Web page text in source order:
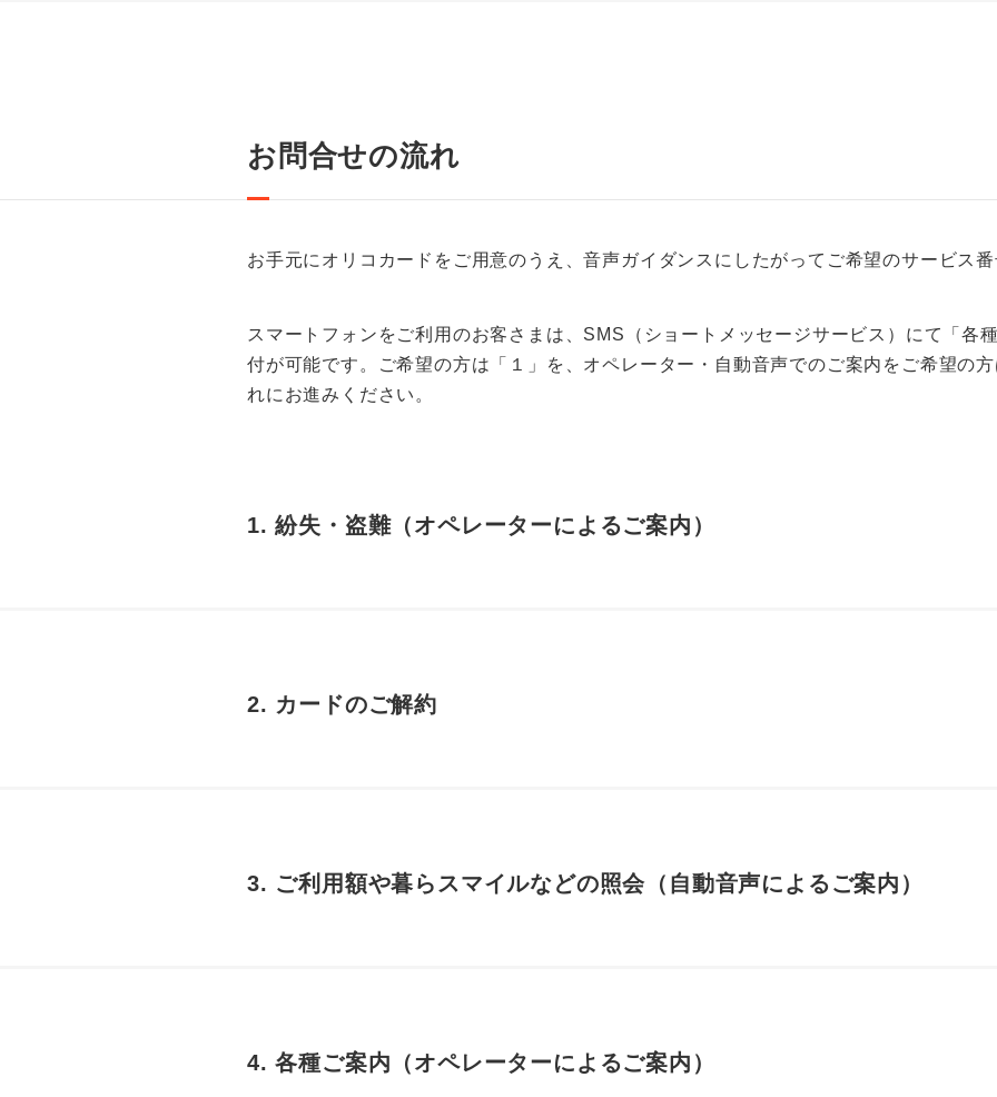
お問合せの流れ
お手元にオリコカードをご用意のうえ、音声ガイダンスにしたがってご希望のサービス番
スマートフォンをご利用のお客さまは、SMS（ショートメッセージサービス）にて「各
付が可能です。ご希望の方は「１」を、オペレーター・自動音声でのご案内をご希望の
れにお進みください。
1. 紛失・盗難（オペレーターによるご案内）
2. カードのご解約
3. ご利用額や暮らスマイルなどの照会（自動音声によるご案内）
4. 各種ご案内（オペレーターによるご案内）